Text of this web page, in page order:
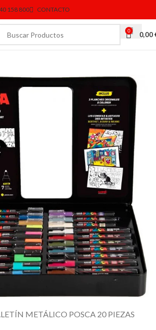
158 800 CONTACTO
0 0,00
METÁLICO POSCA 20 PIEZAS